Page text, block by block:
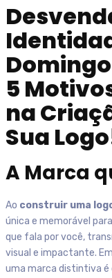
5
na
Sua
A Marca
Ao construir uma
única e memorável
que fala por você,
visual e impactante.
uma marca distintiva é